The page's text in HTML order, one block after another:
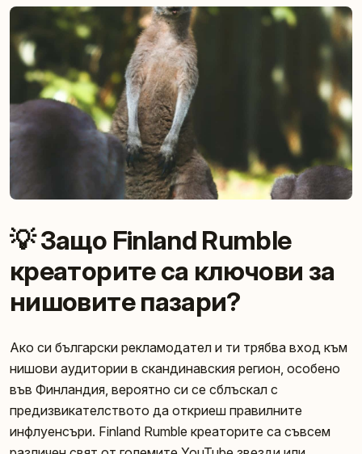
💡 Защо Finland Rumble
креаторите са ключови за
нишовите пазари?
Ако си български рекламодател и ти трябва вход към
нишови аудитории в скандинавския регион, особено
във Финландия, вероятно си се сблъскал с
предизвикателството да откриеш правилните
инфлуенсъри. Finland Rumble креаторите са съвсем